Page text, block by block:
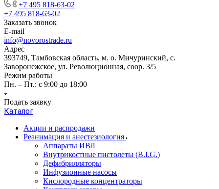
+7 495 818-63-02
+7 495 818-63-02
Заказать звонок
E-mail
info@novorostrade.ru
Адрес
393749, Тамбовская область, м. о. Мичуринский, с.
Заворонежское, ул. Революционная, соор. 3/5
Режим работы
Пн. – Пт.: с 9:00 до 18:00
Подать заявку
Каталог
Акции и распродажи
Реанимация и анестезиология
Аппараты ИВЛ
Внутрикостные пистолеты (B.I.G.)
Дефибрилляторы
Инфузионные насосы
Кислородные концентраторы